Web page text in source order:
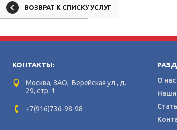
ВОЗВРАТ К СПИСКУ УСЛУГ
КОНТАКТЫ:
Москва, ЗАО, Верейская ул., д.
29, стр. 1
+7(916)736-98-98
О нас
Наши